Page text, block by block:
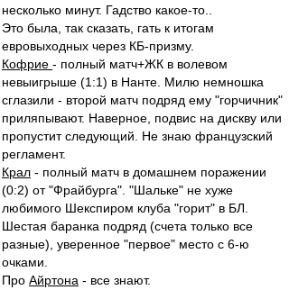
несколько минут. Гадство какое-то..
Это была, так сказать, гать к итогам
евровыходных через КБ-призму.
Кофрие - полный матч+ЖК в волевом
невыигрыше (1:1) в Нанте. Милю немношка
сглазили - второй матч подряд ему "горчичник"
приляпывают. Наверное, подвис на дискву или
пропустит следующий. Не знаю французский
регламент.
Крал - полный матч в домашнем поражении
(0:2) от "Фрайбурга". "Шальке" не хуже
любимого Шекспиром клуба "горит" в БЛ.
Шестая баранка подряд (счета только все
разные), уверенное "первое" место с 6-ю
очками.
Про Айртона - все знают.